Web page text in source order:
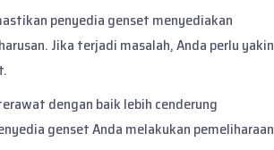
penyedia genset menyediakan
Jika terjadi masalah, Anda perlu yakin
dengan baik lebih cenderung
genset Anda melakukan pemeliharaan